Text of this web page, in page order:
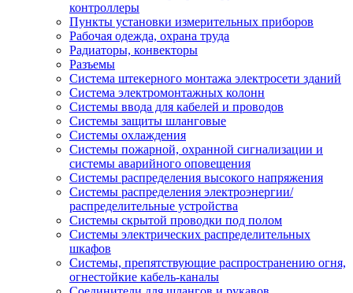
контроллеры
Пункты установки измерительных приборов
Рабочая одежда, охрана труда
Радиаторы, конвекторы
Разъемы
Система штекерного монтажа электросети зданий
Система электромонтажных колонн
Системы ввода для кабелей и проводов
Системы защиты шланговые
Системы охлаждения
Системы пожарной, охранной сигнализации и
системы аварийного оповещения
Системы распределения высокого напряжения
Системы распределения электроэнергии/
распределительные устройства
Системы скрытой проводки под полом
Системы электрических распределительных
шкафов
Системы, препятствующие распространению огня,
огнестойкие кабель-каналы